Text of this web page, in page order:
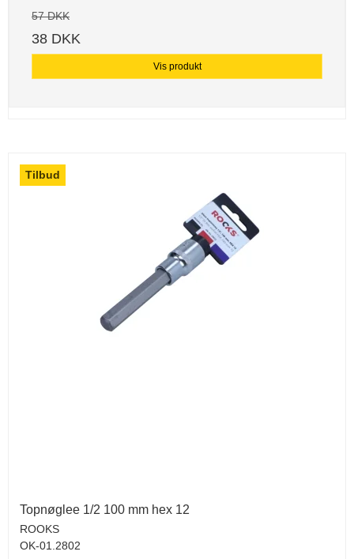
57 DKK
38 DKK
Vis produkt
Tilbud
Topnøglee 1/2 100 mm hex 12
ROOKS
OK-01.2802